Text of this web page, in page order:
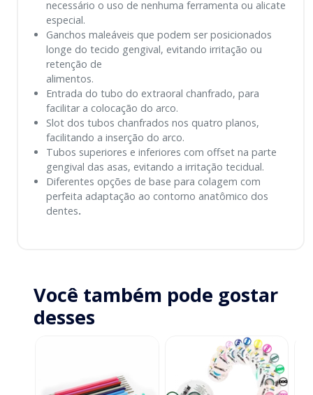
necessário o uso de nenhuma ferramenta ou alicate
especial.
Ganchos maleáveis que podem ser posicionados
longe do tecido gengival, evitando irritação ou
retenção de
alimentos.
Entrada do tubo do extraoral chanfrado, para
facilitar a colocação do arco.
Slot dos tubos chanfrados nos quatro planos,
facilitando a inserção do arco.
Tubos superiores e inferiores com offset na parte
gengival das asas, evitando a irritação tecidual.
Diferentes opções de base para colagem com
perfeita adaptação ao contorno anatômico dos
dentes.
Você também pode gostar
desses